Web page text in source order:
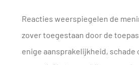
Reacties weerspiegelen de
zover toegestaan door de
enige aansprakelijkheid,